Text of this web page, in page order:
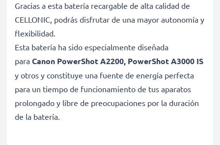
Gracias a esta batería recargable de alta calidad de
CELLONIC, podrás disfrutar de una mayor autonomía y
flexibilidad.
Esta batería ha sido especialmente diseñada
para Canon PowerShot A2200, PowerShot A3000 IS
y otros y constituye una fuente de energía perfecta
para un tiempo de funcionamiento de tus aparatos
prolongado y libre de preocupaciones por la duración
de la batería.